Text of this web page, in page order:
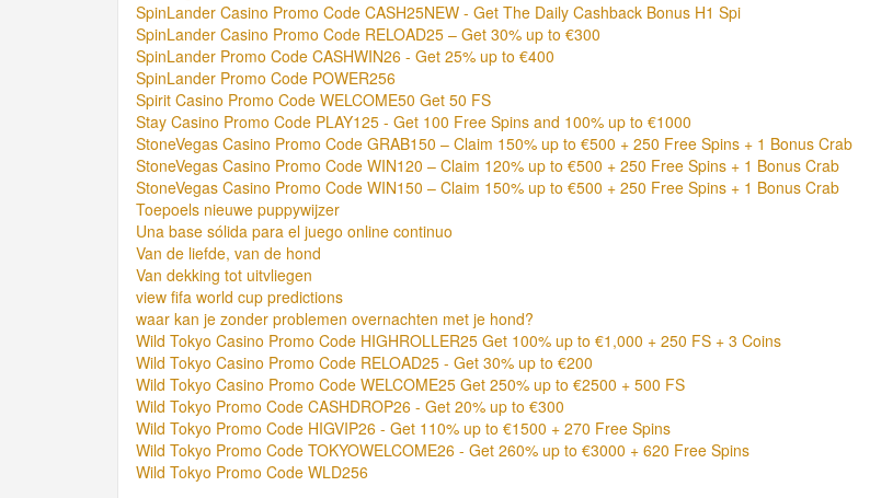
SpinLander Casino Promo Code CASH25NEW - Get The Daily Cashback Bonus H1 Spi
SpinLander Casino Promo Code RELOAD25 – Get 30% up to €300
SpinLander Promo Code CASHWIN26 - Get 25% up to €400
SpinLander Promo Code POWER256
Spirit Casino Promo Code WELCOME50 Get 50 FS
Stay Casino Promo Code PLAY125 - Get 100 Free Spins and 100% up to €1000
StoneVegas Casino Promo Code GRAB150 – Claim 150% up to €500 + 250 Free Spins + 1 Bonus Crab
StoneVegas Casino Promo Code WIN120 – Claim 120% up to €500 + 250 Free Spins + 1 Bonus Crab
StoneVegas Casino Promo Code WIN150 – Claim 150% up to €500 + 250 Free Spins + 1 Bonus Crab
Toepoels nieuwe puppywijzer
Una base sólida para el juego online continuo
Van de liefde, van de hond
Van dekking tot uitvliegen
view fifa world cup predictions
waar kan je zonder problemen overnachten met je hond?
Wild Tokyo Casino Promo Code HIGHROLLER25 Get 100% up to €1,000 + 250 FS + 3 Coins
Wild Tokyo Casino Promo Code RELOAD25 - Get 30% up to €200
Wild Tokyo Casino Promo Code WELCOME25 Get 250% up to €2500 + 500 FS
Wild Tokyo Promo Code CASHDROP26 - Get 20% up to €300
Wild Tokyo Promo Code HIGVIP26 - Get 110% up to €1500 + 270 Free Spins
Wild Tokyo Promo Code TOKYOWELCOME26 - Get 260% up to €3000 + 620 Free Spins
Wild Tokyo Promo Code WLD256